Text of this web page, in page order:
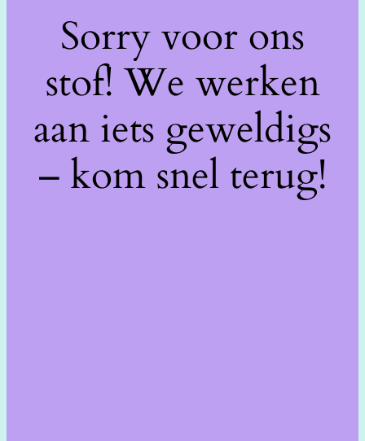
Sorry voor ons
stof! We werken
aan iets geweldigs
– kom snel terug!